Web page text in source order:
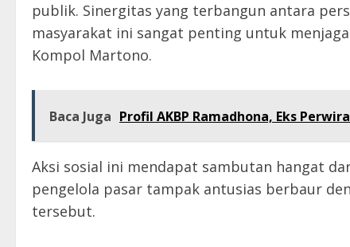
publik. Sinergitas yang terbangun antara
masyarakat ini sangat penting untuk
Kompol Martono.
Baca Juga Profil AKBP Ramadhona, Eks
Aksi sosial ini mendapat sambutan hangat
pengelola pasar tampak antusias berbaur
tersebut.